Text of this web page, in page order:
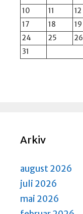
10
11 12
17
18 19
24
25 26
31
Arkiv
august 2026
juli 2026
mai 2026